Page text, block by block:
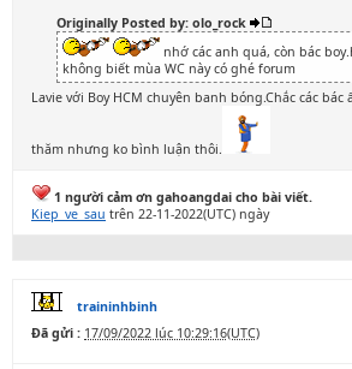
Originally Posted by: olo_rock
nhớ các anh quá, còn bác
không biết mùa WC này có ghé forum
Lavie với Boy HCM chuyên banh bóng.Chắc các
thăm nhưng ko bình luận thôi.
1 người cảm ơn gahoangdai cho bài viết.
Kiep_ve_sau trên 22-11-2022(UTC) ngày
traininhbinh
Đã gửi : 17/09/2022 lúc 10:29:16(UTC)